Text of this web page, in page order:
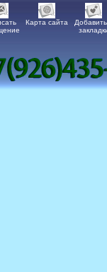
Карта сайта